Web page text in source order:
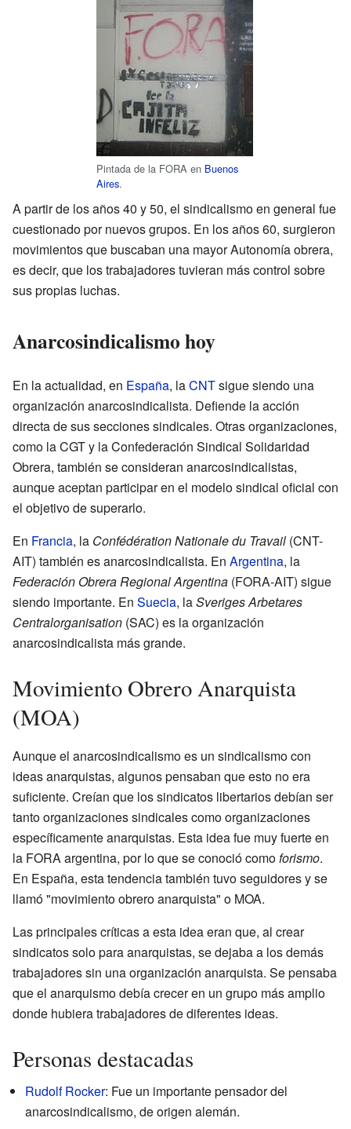
Pintada de la FORA en Buenos
Aires.
A partir de los años 40 y 50, el sindicalismo en general fue
cuestionado por nuevos grupos. En los años 60, surgieron
movimientos que buscaban una mayor Autonomía obrera,
es decir, que los trabajadores tuvieran más control sobre
sus propias luchas.
Anarcosindicalismo hoy
En la actualidad, en España, laCNTsigue siendo una
organización anarcosindicalista. Defiende la acción
directa de sus secciones sindicales. Otras organizaciones,
como la CGT y la Confederación Sindical Solidaridad
Obrera, también se consideran anarcosindicalistas,
aunque aceptan participar en el modelo sindical oficial con
el objetivo de superarlo.
En Francia, la Confédération Nationale du Travail (CNT-
AIT) también es anarcosindicalista. En Argentina, la
Federación Obrera Regional Argentina (FORA-AIT) sigue
siendo importante. En Suecia, laSveriges Arbetares
Centralorganisation (SAC) es la organización
anarcosindicalista más grande.
Movimiento Obrero Anarquista
(MOA)
Aunque el anarcosindicalismo es un sindicalismo con
ideas anarquistas, algunos pensaban que esto no era
suficiente. Creían que los sindicatos libertarios debían ser
tanto organizaciones sindicales como organizaciones
específicamente anarquistas. Esta idea fue muy fuerte en
la FORA argentina, por lo que se conoció comoforismo.
En España, esta tendencia también tuvo seguidores y se
llamó "movimiento obrero anarquista" o MOA.
Las principales críticas a esta idea eran que, al crear
sindicatos solo para anarquistas, se dejaba a los demás
trabajadores sin una organización anarquista. Se pensaba
que el anarquismo debía crecer en un grupo más amplio
donde hubiera trabajadores de diferentes ideas.
Personas destacadas
Rudolf Rocker: Fue un importante pensador del
anarcosindicalismo, de origen alemán.